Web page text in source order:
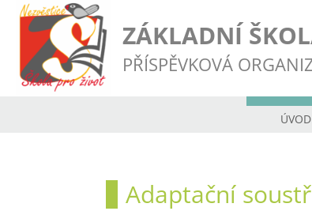
ZÁKLADNÍ
PŘÍSPĚVKOVÁ
ÚVOD
Adaptační